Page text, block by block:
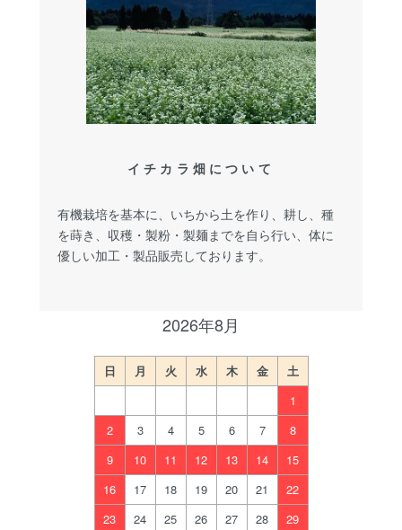
イチカラ畑について
有機栽培を基本に、いちから土を作り、耕し、種
を蒔き、収穫・製粉・製麺までを自ら行い、体に
優しい加工・製品販売しております。
2026年8月
日 月 火 水 木 金
土
1
2
3 4 5 6 7
8
9
10 11 12 13 14
15
16
17 18 19 20 21
22
23
24 25 26 27 28
29